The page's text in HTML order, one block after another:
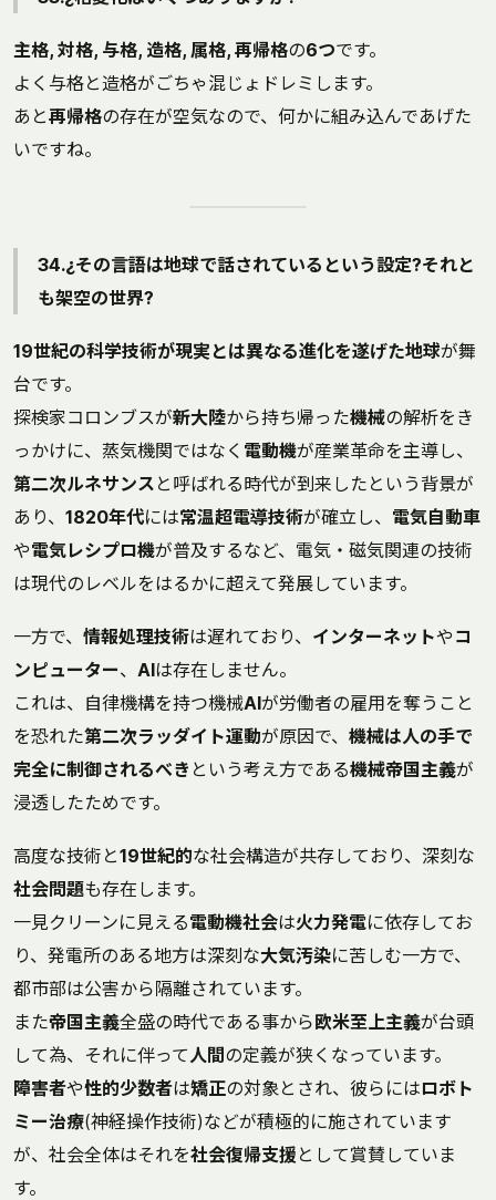
主格, 対格, 与格, 造格, 属格, 再帰格の6つです。
よく与格と造格がごちゃ混じょドレミします。
あと再帰格の存在が空気なので、何かに組み込んであげた
いですね。
34.¿その言語は地球で話されているという設定?それと
も架空の世界?
19世紀の科学技術が現実とは異なる進化を遂げた地球が舞
台です。
探検家コロンブスが新大陸から持ち帰った機械の解析をき
っかけに、蒸気機関ではなく 電動機が産業革命を主導し、
第二次ルネサンス と呼ばれる時代が到来したという背景が
あり、 1820年代には常温超電導技術が確立し、 電気自動車
や電気レシプロ機が普及するなど、電気・磁気関連の技術
は現代のレベルをはるかに超えて発展しています。
一方で、 情報処理技術は遅れており、 インターネットやコ
ンピューター、 AIは存在しません。
これは、自律機構を持つ機械AIが労働者の雇用を奪うこと
を恐れた第二次ラッダイト運動が原因で、 機械は人の手で
完全に制御されるべき という考え方である機械帝国主義が
浸透したためです。
高度な技術と19世紀的な社会構造が共存しており、深刻な
社会問題も存在します。
一見クリーンに見える電動機社会は火力発電に依存してお
り、発電所のある地方は深刻な大気汚染に苦しむ一方で、
都市部は公害から隔離されています。
また帝国主義全盛の時代である事から欧米至上主義が台頭
して為、それに伴って人間の定義が狭くなっています。
障害者や性的少数者は矯正の対象とされ、彼らにはロボト
ミー治療(神経操作技術)などが積極的に施されています
が、社会全体はそれを社会復帰支援 として賞賛していま
す。